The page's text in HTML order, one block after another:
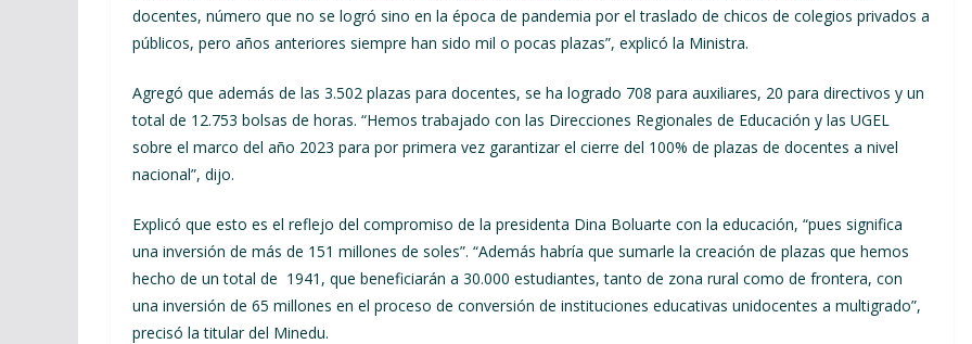
docentes, número que no se logró sino en la época de pandemia por el traslado de chicos de colegios privados a
públicos, pero años anteriores siempre han sido mil o pocas plazas”, explicó la Ministra.
Agregó que además de las 3.502 plazas para docentes, se ha logrado 708 para auxiliares, 20 para directivos y un
total de 12.753 bolsas de horas. “Hemos trabajado con las Direcciones Regionales de Educación y las UGEL
sobre el marco del año 2023 para por primera vez garantizar el cierre del 100% de plazas de docentes a nivel
nacional”, dijo.
Explicó que esto es el reflejo del compromiso de la presidenta Dina Boluarte con la educación, “pues significa
una inversión de más de 151 millones de soles”. “Además habría que sumarle la creación de plazas que hemos
hecho de un total de 1941, que beneficiarán a 30.000 estudiantes, tanto de zona rural como de frontera, con
una inversión de 65 millones en el proceso de conversión de instituciones educativas unidocentes a multigrado”,
precisó la titular del Minedu.